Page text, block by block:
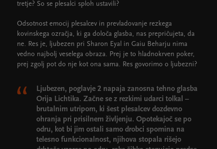
tretje? So se plesalci sploh ustavili?
Odsotnost emocij plesalcev in prevladovanje rezkega
kovinskega ozračja, ki ga določa glasba, nas prepričujeta, da
ne. Res je, ljubezen pri Sharon Eyal in Gaiu Beharju nima
vedno najbolj veselega obraza. Prej je to hladnokrven poker,
prej zgolj pot do nje kot ona sama. Res govorimo o ljubezni?
Ljubezen, poglavje 2 napaja zanosna tehno glasba
Orija Lichtika. Začne se z rezkimi udarci tolkal –
brutalnim utripom, ki šest plesalcev dozdevno
ohranja pri prisilnem življenju. Opotekajoč se po
odru, kot bi jim ostali samo drobci spomina na
telesno funkcionalnost, njihova stopala rišejo